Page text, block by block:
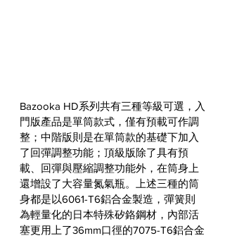
Bazooka HD系列共有三種等級可選，入
門版產品是單筒款式，僅有預載可作調
整；中階版則是在單筒款的基礎下加入
了回彈調整功能；頂級版除了具有預
載、回彈與壓縮調整功能外，在筒身上
還增設了大容量氮氣瓶。上述三種的筒
身都是以6061-T6鋁合金製造，彈簧則
為輕量化的日本特殊矽鉻鋼材，內部活
塞更用上了36mm口徑的7075-T6鋁合金